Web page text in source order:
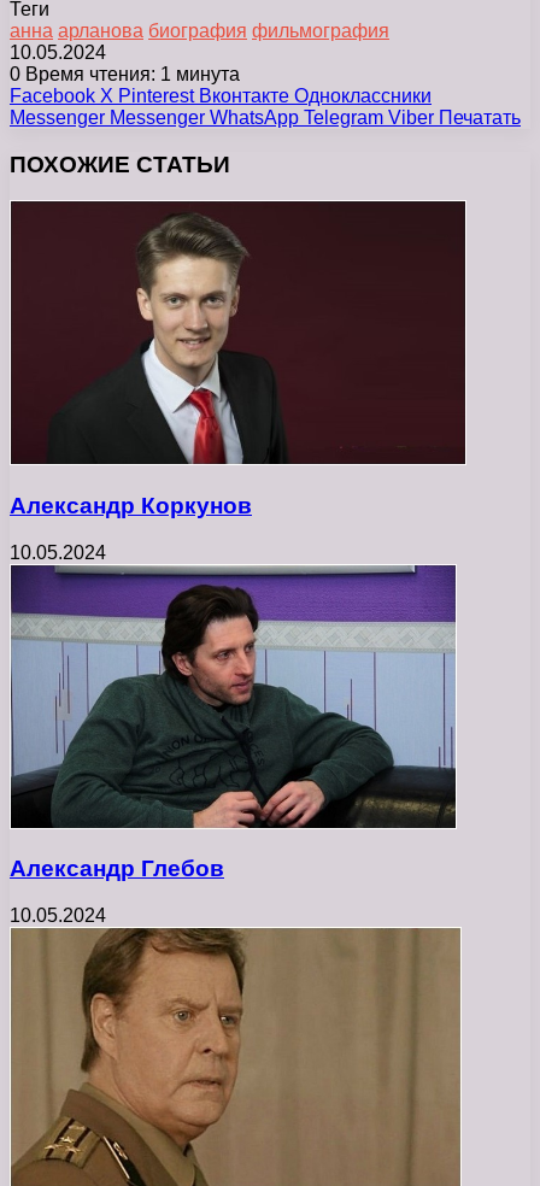
Теги
анна арланова биография фильмография
10.05.2024
0 Время чтения: 1 минута
Facebook X Pinterest Вконтакте Одноклассники
Messenger Messenger WhatsApp Telegram Viber Печатать
ПОХОЖИЕ СТАТЬИ
Александр Коркунов
10.05.2024
Александр Глебов
10.05.2024